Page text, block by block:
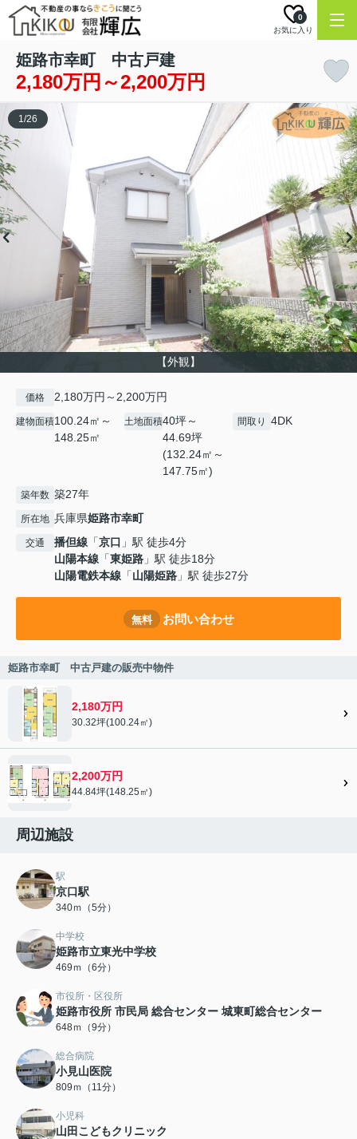
お気に入り
0
姫路市幸町 中古戸建
2,180万円～2,200万円
【外観】
1/26
価格 2,180万円～2,200万円
建物面積100.24㎡～
148.25㎡
土地面積40坪～
44.69坪
(132.24㎡～
147.75㎡)
間取り 4DK
築年数 築27年
所在地 兵庫県姫路市幸町
交通 播但線 「京口 」駅 徒歩4分
山陽本線 「東姫路 」駅 徒歩18分
山陽電鉄本線 「山陽姫路 」駅 徒歩27分
無料 お問い合わせ
姫路市幸町 中古戸建の販売中物件
2,180万円
30.32坪(100.24㎡)
2,200万円
44.84坪(148.25㎡)
周辺施設
駅
京口駅
340ｍ（5分）
中学校
姫路市立東光中学校
469ｍ（6分）
市役所・区役所
姫路市役所 市民局 総合センター 城東町総合センター
648ｍ（9分）
総合病院
小見山医院
809ｍ（11分）
小児科
山田こどもクリニック